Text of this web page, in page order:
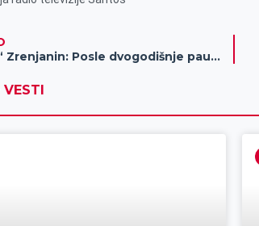
OSŠ „9. maj“ Zrenjanin: Posle dvogodišnje pauze, obeležen Dan škole